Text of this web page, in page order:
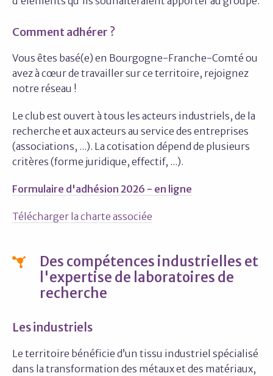
Comment adhérer ?
Vous êtes basé(e) en Bourgogne-Franche-Comté ou
avez à cœur de travailler sur ce territoire, rejoignez
notre réseau !
Le club est ouvert à tous les acteurs industriels, de la
recherche et aux acteurs au service des entreprises
(associations, ...). La cotisation dépend de plusieurs
critères (forme juridique, effectif, ...).
Formulaire d'adhésion 2026 - en ligne
Télécharger la charte associée
Des compétences industrielles et
l'expertise de laboratoires de
recherche
Les industriels
Le territoire bénéficie d’un tissu industriel spécialisé
dans la transformation des métaux et des matériaux,